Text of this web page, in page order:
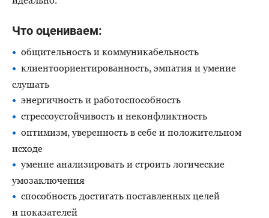
Что оцениваем:
общительность и коммуникабельность
клиентоориентированность, эмпатия и умение
слушать
энергичность и работоспособность
стрессоустойчивость и неконфликтность
оптимизм, уверенность в себе и положительном
исходе
умение анализировать и строить логические
умозаключения
способность достигать поставленных целей
и показателей